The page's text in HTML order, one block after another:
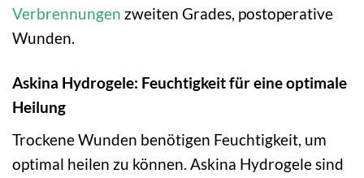
Verbrennungen zweiten Grades, postoperative
Wunden.
Askina Hydrogele: Feuchtigkeit für eine optimale
Heilung
Trockene Wunden benötigen Feuchtigkeit, um
optimal heilen zu können. Askina Hydrogele sind